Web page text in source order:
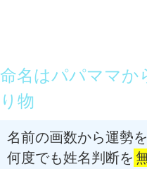
命名はパパママか
り物
名前の画数から運勢を
何度でも姓名判断を